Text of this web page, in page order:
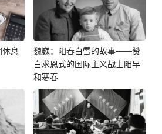
休息
魏巍：阳春白雪的故事——赞
白求恩式的国际主义战士阳早
和寒春